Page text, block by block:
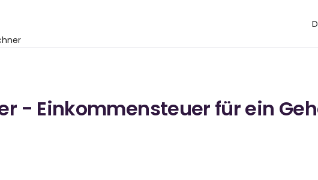
- Einkommensteuer für ein